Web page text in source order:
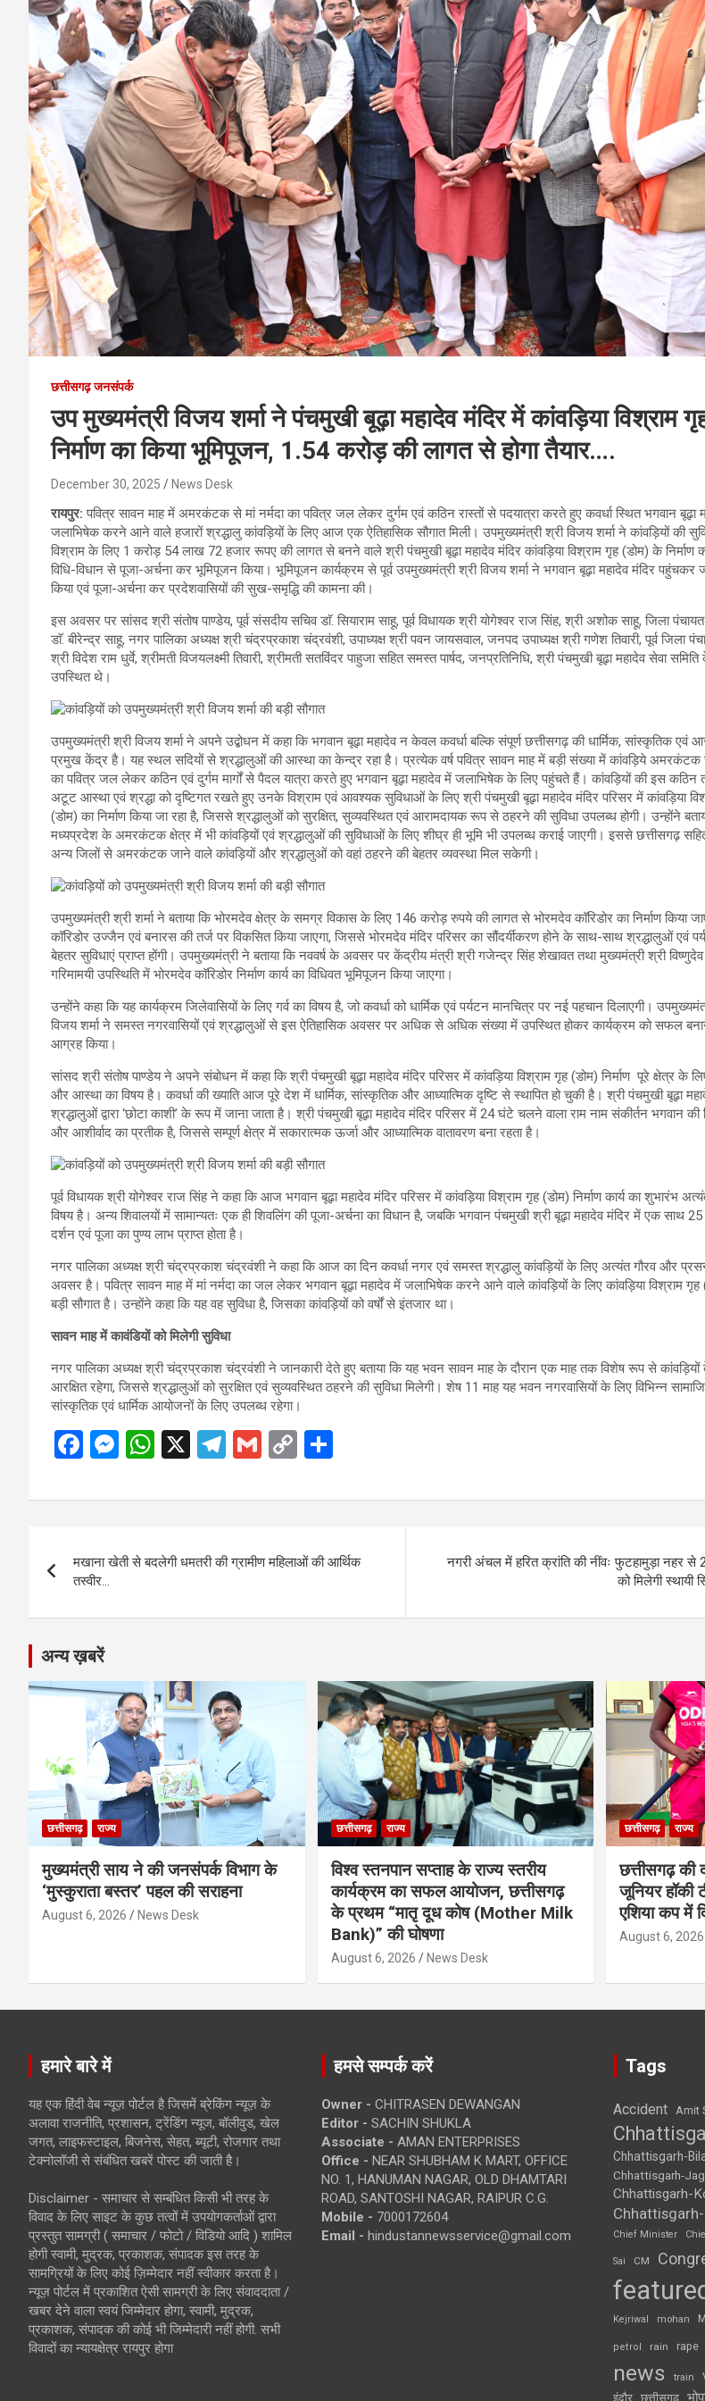
छत्तीसगढ़ जनसंपर्क
उप मुख्यमंत्री विजय शर्मा ने पंचमुखी बूढ़ा महादेव मंदिर में कांवड़िया विश्राम
निर्माण का किया भूमिपूजन, 1.54 करोड़ की लागत से होगा तैयार….
December 30, 2025 News Desk
रायपुर: पवित्र सावन माह में अमरकंटक से मां नर्मदा का पवित्र जल लेकर दुर्गम एवं कठिन रास्तों से पदयात्रा करते हुए कवर्धा स्थित भगवान बूढ़ा
जलाभिषेक करने आने वाले हजारों श्रद्धालु कांवड़ियों के लिए आज एक ऐतिहासिक सौगात मिली। उपमुख्यमंत्री श्री विजय शर्मा ने कांवड़ियों की
विश्राम के लिए 1 करोड़ 54 लाख 72 हजार रूपए की लागत से बनने वाले श्री पंचमुखी बूढ़ा महादेव मंदिर कांवड़िया विश्राम गृह (डोम) के निर्माण
विधि-विधान से पूजा-अर्चना कर भूमिपूजन किया। भूमिपूजन कार्यक्रम से पूर्व उपमुख्यमंत्री श्री विजय शर्मा ने भगवान बूढ़ा महादेव मंदिर पहुंचकर
किया एवं पूजा-अर्चना कर प्रदेशवासियों की सुख-समृद्धि की कामना की।
इस अवसर पर सांसद श्री संतोष पाण्डेय, पूर्व संसदीय सचिव डाॅ. सियाराम साहू, पूर्व विधायक श्री योगेश्वर राज सिंह, श्री अशोक साहू, जिला
डाॅ. बीरेन्द्र साहू, नगर पालिका अध्यक्ष श्री चंद्रप्रकाश चंद्रवंशी, उपाध्यक्ष श्री पवन जायसवाल, जनपद उपाध्यक्ष श्री गणेश तिवारी, पूर्व जिला
श्री विदेश राम धुर्वे, श्रीमती विजयलक्ष्मी तिवारी, श्रीमती सतविंदर पाहुजा सहित समस्त पार्षद, जनप्रतिनिधि, श्री पंचमुखी बूढ़ा महादेव सेवा
उपस्थित थे।
उपमुख्यमंत्री श्री विजय शर्मा ने अपने उद्बोधन में कहा कि भगवान बूढ़ा महादेव न केवल कवर्धा बल्कि संपूर्ण छत्तीसगढ़ की धार्मिक, सांस्कृतिक एवं
प्रमुख केंद्र है। यह स्थल सदियों से श्रद्धालुओं की आस्था का केन्द्र रहा है। प्रत्येक वर्ष पवित्र सावन माह में बड़ी संख्या में कांवड़िये अमरकंटक
का पवित्र जल लेकर कठिन एवं दुर्गम मार्गों से पैदल यात्रा करते हुए भगवान बूढ़ा महादेव में जलाभिषेक के लिए पहुंचते हैं। कांवड़ियों की इस कठिन
अटूट आस्था एवं श्रद्धा को दृष्टिगत रखते हुए उनके विश्राम एवं आवश्यक सुविधाओं के लिए श्री पंचमुखी बूढ़ा महादेव मंदिर परिसर में कांवड़िया
(डोम) का निर्माण किया जा रहा है, जिससे श्रद्धालुओं को सुरक्षित, सुव्यवस्थित एवं आरामदायक रूप से ठहरने की सुविधा उपलब्ध होगी। उन्होंने
मध्यप्रदेश के अमरकंटक क्षेत्र में भी कांवड़ियों एवं श्रद्धालुओं की सुविधाओं के लिए शीघ्र ही भूमि भी उपलब्ध कराई जाएगी। इससे छत्तीसगढ़
अन्य जिलों से अमरकंटक जाने वाले कांवड़ियों और श्रद्धालुओं को वहां ठहरने की बेहतर व्यवस्था मिल सकेगी।
उपमुख्यमंत्री श्री शर्मा ने बताया कि भोरमदेव क्षेत्र के समग्र विकास के लिए 146 करोड़ रुपये की लागत से भोरमदेव कॉरिडोर का निर्माण किया
कॉरिडोर उज्जैन एवं बनारस की तर्ज पर विकसित किया जाएगा, जिससे भोरमदेव मंदिर परिसर का सौंदर्यीकरण होने के साथ-साथ श्रद्धालुओं एवं
बेहतर सुविधाएं प्राप्त होंगी। उपमुख्यमंत्री ने बताया कि नववर्ष के अवसर पर केंद्रीय मंत्री श्री गजेन्द्र सिंह शेखावत तथा मुख्यमंत्री श्री
गरिमामयी उपस्थिति में भोरमदेव कॉरिडोर निर्माण कार्य का विधिवत भूमिपूजन किया जाएगा।
उन्होंने कहा कि यह कार्यक्रम जिलेवासियों के लिए गर्व का विषय है, जो कवर्धा को धार्मिक एवं पर्यटन मानचित्र पर नई पहचान दिलाएगी।
विजय शर्मा ने समस्त नगरवासियों एवं श्रद्धालुओं से इस ऐतिहासिक अवसर पर अधिक से अधिक संख्या में उपस्थित होकर कार्यक्रम को सफल
आग्रह किया।
सांसद श्री संतोष पाण्डेय ने अपने संबोधन में कहा कि श्री पंचमुखी बूढ़ा महादेव मंदिर परिसर में कांवड़िया विश्राम गृह (डोम) निर्माण पूरे क्षेत्र के
और आस्था का विषय है। कवर्धा की ख्याति आज पूरे देश में धार्मिक, सांस्कृतिक और आध्यात्मिक दृष्टि से स्थापित हो चुकी है। श्री पंचमुखी बूढ़ा
श्रद्धालुओं द्वारा ‘छोटा काशी’ के रूप में जाना जाता है। श्री पंचमुखी बूढ़ा महादेव मंदिर परिसर में 24 घंटे चलने वाला राम नाम संकीर्तन भगवान की
और आशीर्वाद का प्रतीक है, जिससे सम्पूर्ण क्षेत्र में सकारात्मक ऊर्जा और आध्यात्मिक वातावरण बना रहता है।
पूर्व विधायक श्री योगेश्वर राज सिंह ने कहा कि आज भगवान बूढ़ा महादेव मंदिर परिसर में कांवड़िया विश्राम गृह (डोम) निर्माण कार्य का शुभारंभ
विषय है। अन्य शिवालयों में सामान्यतः एक ही शिवलिंग की पूजा-अर्चना का विधान है, जबकि भगवान पंचमुखी श्री बूढ़ा महादेव मंदिर में एक साथ
दर्शन एवं पूजा का पुण्य लाभ प्राप्त होता है।
नगर पालिका अध्यक्ष श्री चंद्रप्रकाश चंद्रवंशी ने कहा कि आज का दिन कवर्धा नगर एवं समस्त श्रद्धालु कांवड़ियों के लिए अत्यंत गौरव और
अवसर है। पवित्र सावन माह में मां नर्मदा का जल लेकर भगवान बूढ़ा महादेव में जलाभिषेक करने आने वाले कांवड़ियों के लिए कांवड़िया विश्राम
बड़ी सौगात है। उन्होंने कहा कि यह वह सुविधा है, जिसका कांवड़ियों को वर्षों से इंतजार था।
सावन माह में कावंडियों को मिलेगी सुविधा
नगर पालिका अध्यक्ष श्री चंद्रप्रकाश चंद्रवंशी ने जानकारी देते हुए बताया कि यह भवन सावन माह के दौरान एक माह तक विशेष रूप से
आरक्षित रहेगा, जिससे श्रद्धालुओं को सुरक्षित एवं सुव्यवस्थित ठहरने की सुविधा मिलेगी। शेष 11 माह यह भवन नगरवासियों के लिए विभिन्न
सांस्कृतिक एवं धार्मिक आयोजनों के लिए उपलब्ध रहेगा।
F
ce
o
o
k
M
se
g
W
at
A
p
X
T
e
a
G
ail
C
py
n
ar
navigation
मखाना खेती से बदलेगी धमतरी की ग्रामीण महिलाओं की आर्थिक
तस्वीर…
नगरी अंचल में हरित क्रांति की नींवः फुटहामुड़ा नहर से
को मिलेगी स्थायी
अन्य ख़बरें
छत्तीसगढ़ राज्य
मुख्यमंत्री साय ने की जनसंपर्क विभाग के
‘मुस्कुराता बस्तर’ पहल की सराहना
August 6, 2026 News Desk
छत्तीसगढ़ राज्य
विश्व स्तनपान सप्ताह के राज्य स्तरीय
कार्यक्रम का सफल आयोजन, छत्तीसगढ़
के प्रथम “मातृ दूध कोष (Mother Milk
Bank)” की घोषणा
August 6, 2026 News Desk
छत्तीसगढ़ राज्य
छत्तीसगढ़ की
जूनियर हॉकी
एशिया कप में
August 6, 2026
हमारे बारे में
यह एक हिंदी वेब न्यूज़ पोर्टल है जिसमें ब्रेकिंग न्यूज़ के
अलावा राजनीति, प्रशासन, ट्रेंडिंग न्यूज, बॉलीवुड, खेल
जगत, लाइफस्टाइल, बिजनेस, सेहत, ब्यूटी, रोजगार तथा
टेक्नोलॉजी से संबंधित खबरें पोस्ट की जाती है।
Disclaimer - समाचार से सम्बंधित किसी भी तरह के
विवाद के लिए साइट के कुछ तत्वों में उपयोगकर्ताओं द्वारा
प्रस्तुत सामग्री ( समाचार / फोटो / विडियो आदि ) शामिल
होगी स्वामी, मुद्रक, प्रकाशक, संपादक इस तरह के
सामग्रियों के लिए कोई ज़िम्मेदार नहीं स्वीकार करता है।
न्यूज़ पोर्टल में प्रकाशित ऐसी सामग्री के लिए संवाददाता /
खबर देने वाला स्वयं जिम्मेदार होगा, स्वामी, मुद्रक,
प्रकाशक, संपादक की कोई भी जिम्मेदारी नहीं होगी. सभी
विवादों का न्यायक्षेत्र रायपुर होगा
हमसे सम्पर्क करें
Owner - CHITRASEN DEWANGAN
Editor - SACHIN SHUKLA
Associate - AMAN ENTERPRISES
Office - NEAR SHUBHAM K MART, OFFICE
NO. 1, HANUMAN NAGAR, OLD DHAMTARI
ROAD, SANTOSHI NAGAR, RAIPUR C.G.
Mobile - 7000172604
Email - hindustannewsservice@gmail.com
Tags
Accident Amit
Chhattisgarh-
Chhattisgarh-
Chhattisgarh-
Chief Minister
Sai CM
Kejriwal mohan
petrol rain rape
news
train
इंदौर छत्तीसगढ़